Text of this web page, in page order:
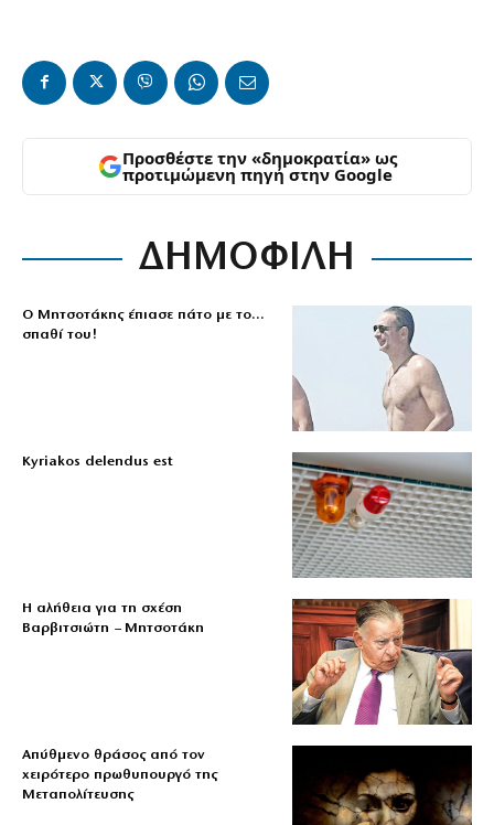
Προσθέστε την «δημοκρατία» ως
προτιμώμενη πηγή στην Google
ΔΗΜΟΦΙΛΗ
Ο Μητσοτάκης έπιασε πάτο με το…
σπαθί του!
Kyriakos delendus est
Η αλήθεια για τη σχέση
Βαρβιτσιώτη – Μητσοτάκη
Απύθμενο θράσος από τον
χειρότερο πρωθυπουργό της
Μεταπολίτευσης